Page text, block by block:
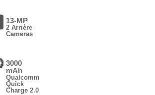
13-MP
2 Arrière
Cameras
3000
mAh
Qualcomm
Quick
Charge 2.0